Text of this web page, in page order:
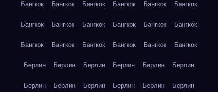
Бангкок Бангкок Бангкок Бангкок Бангкок Бангкок
Бангкок Бангкок Бангкок Бангкок Бангкок Бангкок
Бангкок Бангкок Бангкок Бангкок Бангкок Бангкок
Берлин Берлин Берлин Берлин Берлин Берлин
Берлин Берлин Берлин Берлин Берлин Берлин